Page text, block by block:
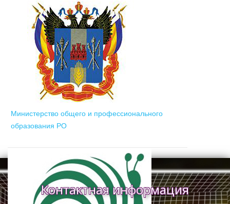
Министерство общего и профессионального
образования РО
Контактная информация